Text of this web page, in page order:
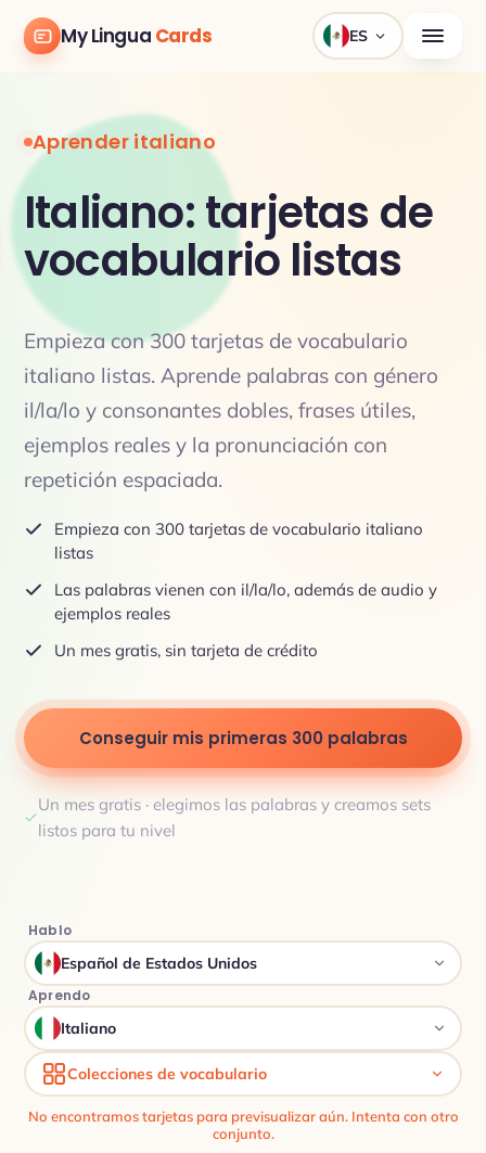
My Lingua Cards ES
Aprender italiano
Italiano: tarjetas de
vocabulario listas
Empieza con 300 tarjetas de vocabulario
italiano listas. Aprende palabras con género
il/la/lo y consonantes dobles, frases útiles,
ejemplos reales y la pronunciación con
repetición espaciada.
Empieza con 300 tarjetas de vocabulario italiano
listas
Las palabras vienen con il/la/lo, además de audio y
ejemplos reales
Un mes gratis, sin tarjeta de crédito
Conseguir mis primeras 300 palabras
Un mes gratis · elegimos las palabras y creamos sets
listos para tu nivel
Hablo
Español de Estados Unidos
Aprendo
Italiano
Colecciones de vocabulario
No encontramos tarjetas para previsualizar aún. Intenta con otro
conjunto.